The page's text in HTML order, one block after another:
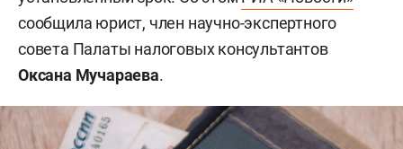
сообщила юрист, член научно-экспертного
совета Палаты налоговых консультантов
Оксана Мучараева.